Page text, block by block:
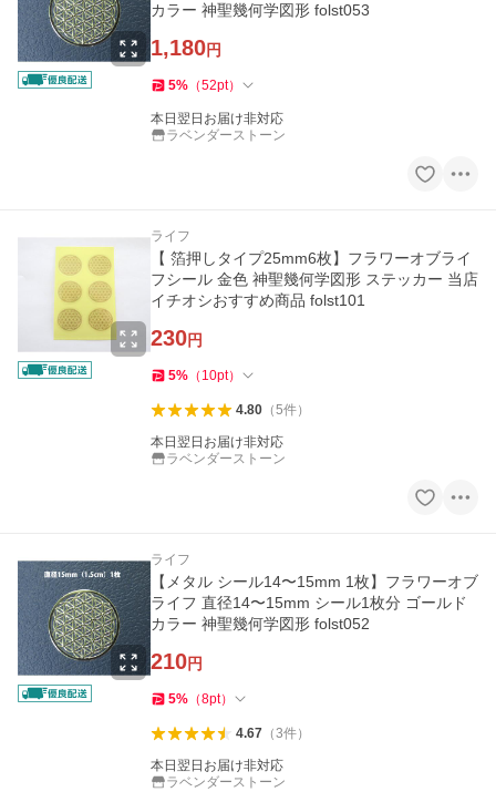
カラー 神聖幾何学図形 folst053
1,180円
5% （52pt）
本日翌日お届け非対応
ラベンダーストーン
ライフ
【 箔押しタイプ25mm6枚】フラワーオブライ
フシール 金色 神聖幾何学図形 ステッカー 当店
イチオシおすすめ商品 folst101
230円
5% （ 10pt）
4.80（5件）
本日翌日お届け非対応
ラベンダーストーン
ライフ
【メタル シール14〜15mm 1枚】フラワーオブ
ライフ 直径14〜15mm シール1枚分 ゴールド
カラー 神聖幾何学図形 folst052
210円
5% （8pt）
4.67（3件）
本日翌日お届け非対応
ラベンダーストーン